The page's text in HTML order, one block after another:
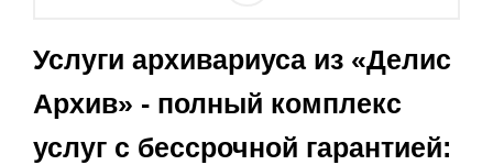
Услуги архивариуса из «Делис
Архив» - полный комплекс
услуг с бессрочной гарантией: